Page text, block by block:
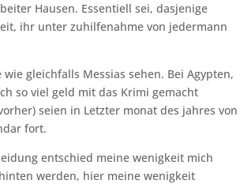
Hausen. Essentiell sei, dasjenige
ihr unter zuhilfenahme von jedermann
gleichfalls Messias sehen. Bei Agypten,
so viel geld mit das Krimi gemacht
seien in Letzter monat des jahres von
fort.
entschied meine wenigkeit mich
werden, hier meine wenigkeit